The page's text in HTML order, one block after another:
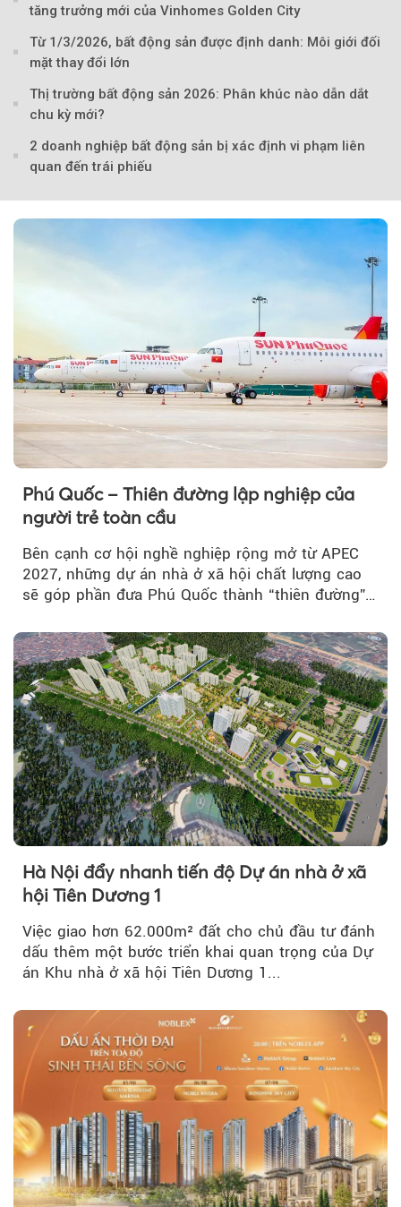
Theo Sở hữu trí
tăng trưởng mới của Vinhomes Golden City
Từ 1/3/2026, bất động sản được định danh: Môi giới đối
mặt thay đổi lớn
Thị trường bất động sản 2026: Phân khúc nào dẫn dắt
chu kỳ mới?
2 doanh nghiệp bất động sản bị xác định vi phạm liên
quan đến trái phiếu
Phú Quốc – Thiên đường lập nghiệp của
người trẻ toàn cầu
Bên cạnh cơ hội nghề nghiệp rộng mở từ APEC
2027, những dự án nhà ở xã hội chất lượng cao
sẽ góp phần đưa Phú Quốc thành “thiên đường”
Hà Nội đẩy nhanh tiến độ Dự án nhà ở xã
hội Tiên Dương 1
Việc giao hơn 62.000m² đất cho chủ đầu tư đánh
dấu thêm một bước triển khai quan trọng của Dự
án Khu nhà ở xã hội Tiên Dương 1...